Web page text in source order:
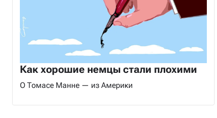
Как хорошие немцы стали плохими
О Томасе Манне — из Америки